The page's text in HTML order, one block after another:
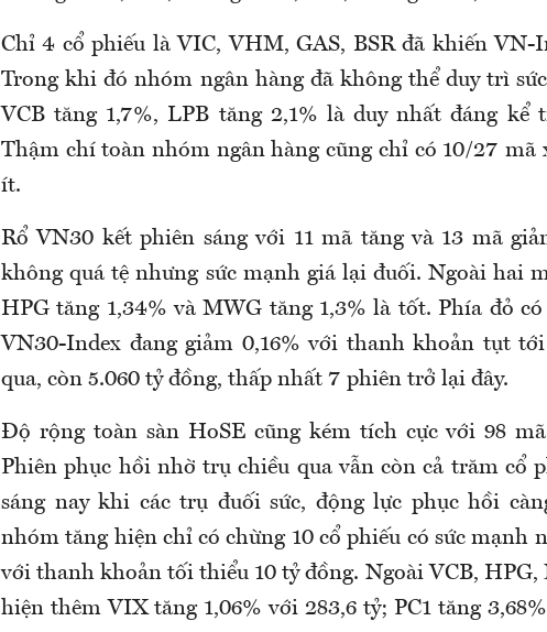
Chỉ 4 cổ phiếu là VIC, VHM, GAS, BSR đã khiến VN-
Trong khi đó nhóm ngân hàng đã không thể duy trì
VCB tăng 1,7%, LPB tăng 2,1% là duy nhất đáng kể
Thậm chí toàn nhóm ngân hàng cũng chỉ có 10/27 mã
ít.
Rổ VN30 kết phiên sáng với 11 mã tăng và 13 mã
không quá tệ nhưng sức mạnh giá lại đuối. Ngoài hai
HPG tăng 1,34% và MWG tăng 1,3% là tốt. Phía đỏ
VN30-Index đang giảm 0,16% với thanh khoản tụt
qua, còn 5.060 tỷ đồng, thấp nhất 7 phiên trở lại đây.
Độ rộng toàn sàn HoSE cũng kém tích cực với 98
Phiên phục hồi nhờ trụ chiều qua vẫn còn cả trăm cổ
sáng nay khi các trụ đuối sức, động lực phục hồi
nhóm tăng hiện chỉ có chừng 10 cổ phiếu có sức mạnh
với thanh khoản tối thiểu 10 tỷ đồng. Ngoài VCB, HPG,
hiện thêm VIX tăng 1,06% với 283,6 tỷ; PC1 tăng